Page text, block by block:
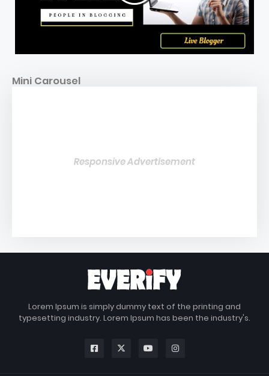
Mini Carousel
Responsive Advertisement
Lorem Ipsum is simply dummy text of the printing and
typesetting industry. Lorem Ipsum has been the industry's.